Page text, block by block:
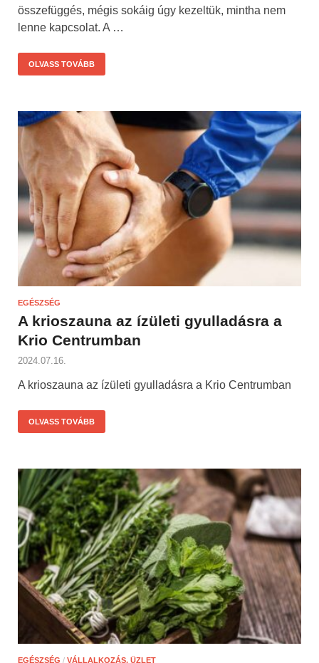
összefüggés, mégis sokáig úgy kezeltük, mintha nem
lenne kapcsolat. A …
OLVASS TOVÁBB
EGÉSZSÉG
A krioszauna az ízületi gyulladásra a
Krio Centrumban
2024.07.16.
A krioszauna az ízületi gyulladásra a Krio Centrumban
OLVASS TOVÁBB
EGÉSZSÉG / VÁLLALKOZÁS, ÜZLET